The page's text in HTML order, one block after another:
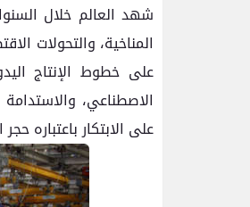
شهد العالم خلال
على خطوط الإنتاج
على الابتكار باعتباره